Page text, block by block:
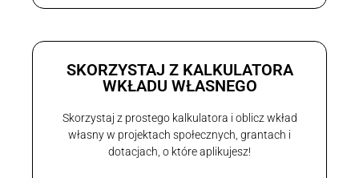
SKORZYSTAJ Z KALKULATORA
WKŁADU WŁASNEGO
Skorzystaj z prostego kalkulatora i oblicz wkład
własny w projektach społecznych, grantach i
dotacjach, o które aplikujesz!